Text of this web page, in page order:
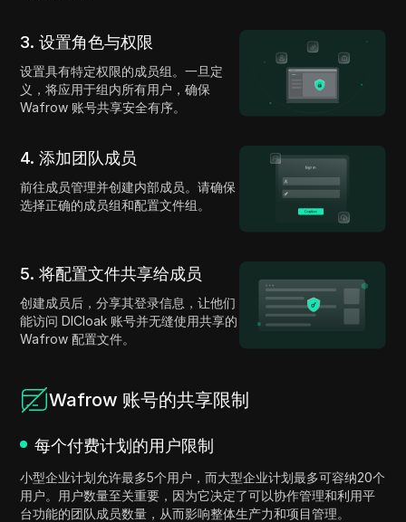
3. 设置角色与权限
设置具有特定权限的成员组。一旦定
义，将应用于组内所有用户，确保
Wafrow 账号共享安全有序。
4. 添加团队成员
前往成员管理并创建内部成员。请确保
选择正确的成员组和配置文件组。
5. 将配置文件共享给成员
创建成员后，分享其登录信息，让他们
能访问 DICloak 账号并无缝使用共享的
Wafrow 配置文件。
Wafrow 账号的共享限制
每个付费计划的用户限制
小型企业计划允许最多5个用户，而大型企业计划最多可容纳20个
用户。用户数量至关重要，因为它决定了可以协作管理和利用平
台功能的团队成员数量，从而影响整体生产力和项目管理。